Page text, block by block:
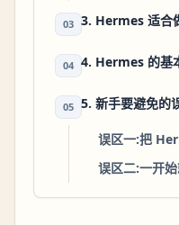
03 3. Hermes 适合
04 4. Hermes 的基
05 5. 新手要避免的
误区一:把
误区二:一开